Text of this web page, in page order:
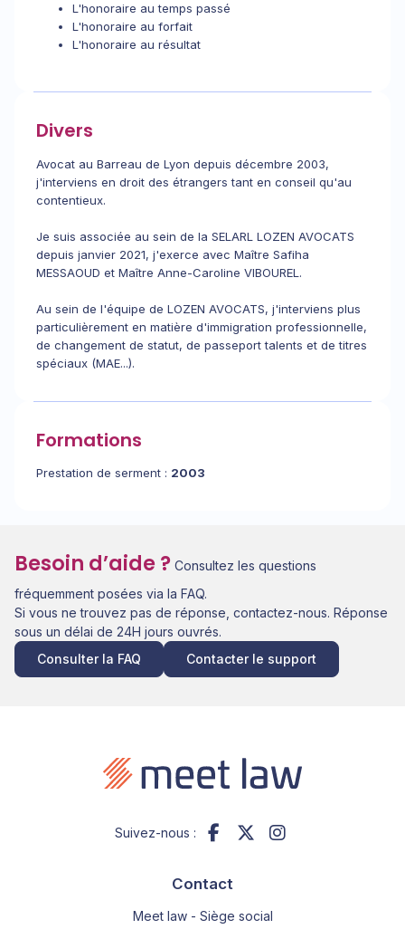
L'honoraire au temps passé
L'honoraire au forfait
L'honoraire au résultat
Divers
Avocat au Barreau de Lyon depuis décembre 2003,
j'interviens en droit des étrangers tant en conseil qu'au
contentieux.
Je suis associée au sein de la SELARL LOZEN AVOCATS
depuis janvier 2021, j'exerce avec Maître Safiha
MESSAOUD et Maître Anne-Caroline VIBOUREL.
Au sein de l'équipe de LOZEN AVOCATS, j'interviens plus
particulièrement en matière d'immigration professionnelle,
de changement de statut, de passeport talents et de titres
spéciaux (MAE...).
Formations
Prestation de serment : 2003
Besoin d’aide ? Consultez les questions
fréquemment posées via la FAQ.
Si vous ne trouvez pas de réponse, contactez-nous. Réponse
sous un délai de 24H jours ouvrés.
Consulter la FAQ
Contacter le support
Suivez-nous :
Contact
Meet law - Siège social